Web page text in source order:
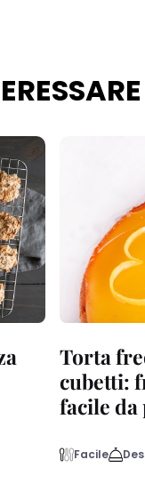
Torta
cubetti:
facile
Facile